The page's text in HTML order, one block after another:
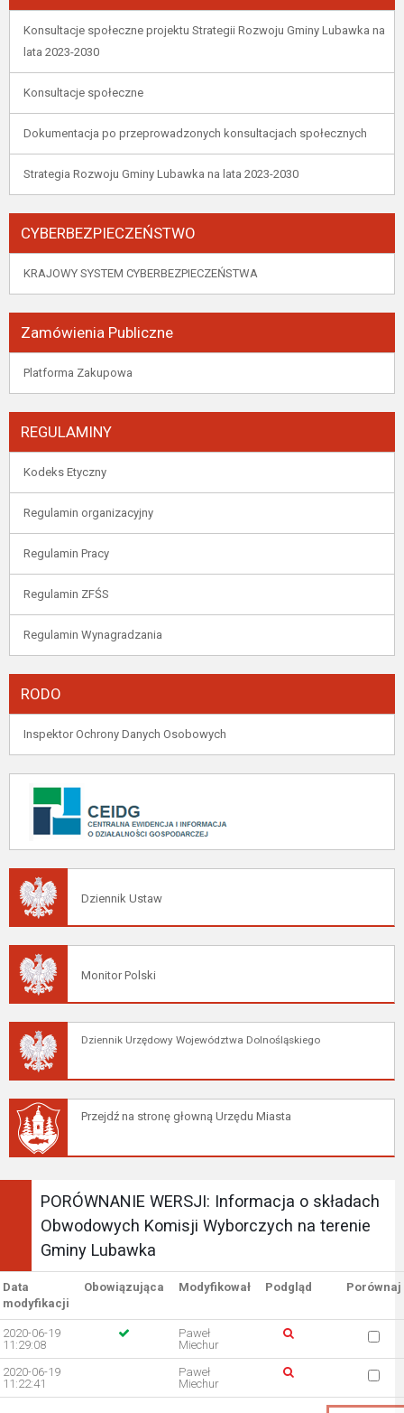
Konsultacje społeczne projektu Strategii Rozwoju Gminy Lubawka na
lata 2023-2030
Konsultacje społeczne
Dokumentacja po przeprowadzonych konsultacjach społecznych
Strategia Rozwoju Gminy Lubawka na lata 2023-2030
CYBERBEZPIECZEŃSTWO
KRAJOWY SYSTEM CYBERBEZPIECZEŃSTWA
Zamówienia Publiczne
Platforma Zakupowa
REGULAMINY
Kodeks Etyczny
Regulamin organizacyjny
Regulamin Pracy
Regulamin ZFŚS
Regulamin Wynagradzania
RODO
Inspektor Ochrony Danych Osobowych
Dziennik Ustaw
Monitor Polski
Dziennik Urzędowy Województwa Dolnośląskiego
Przejdź na stronę głowną Urzędu Miasta
PORÓWNANIE WERSJI: Informacja o składach
Obwodowych Komisji Wyborczych na terenie
Gminy Lubawka
Data
modyfikacji
Obowiązująca Modyfikował Podgląd Porównaj
2020-06-19
11:29:08
Paweł
Miechur
2020-06-19
11:22:41
Paweł
Miechur